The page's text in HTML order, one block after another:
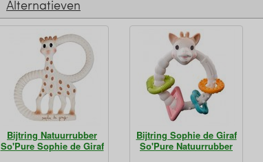
Alternatieven
Bijtring Natuurrubber
So'Pure Sophie de Giraf
Bijtring Sophie de Giraf
So'Pure Natuurrubber